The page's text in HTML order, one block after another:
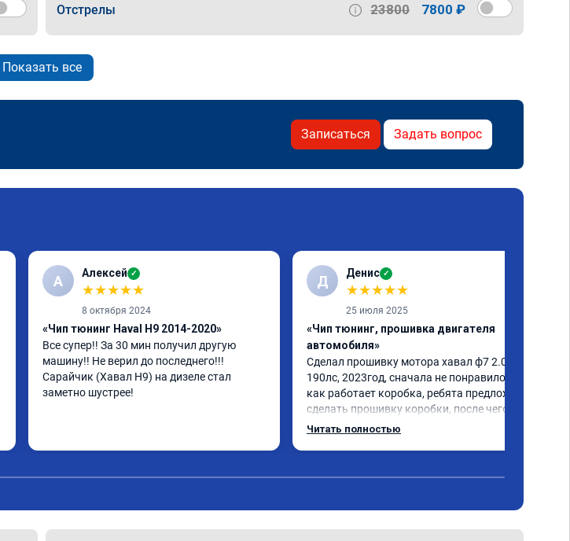
Отстрелы 23800 7800 ₽
Показать все
Записаться Задать вопрос
А Алексей ✓
★★★★★
8 октября 2024
«Чип тюнинг Haval H9 2014-2020»
Все супер!! За 30 мин получил другую
машину!! Не верил до последнего!!!
Сарайчик (Хавал Н9) на дизеле стал
заметно шустрее!
Д Денис ✓
★★★★★
25 июля 2025
«Чип тюнинг, прошивка двигателя
автомобиля»
Сделал прошивку мотора хавал ф7 2.0,
190лс, 2023год, сначала не понравилось
как работает коробка, ребята предложили
сделать прошивку коробки, после чего
машина поехала в разы лучше, все
Читать полностью